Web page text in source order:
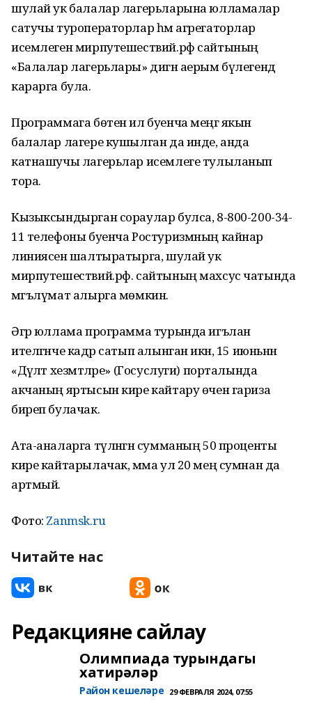
шулай ук балалар лагерьларына юлламалар
сатучы туроператорлар һәм агрегаторлар
исемлеген мирпутешествий.рф сайтының
«Балалар лагерьлары» дигән аерым бүлегендә
карарга була.
Программага бөтен ил буенча меңгә якын
балалар лагере кушылган да инде, анда
катнашучы лагерьлар исемлеге тулыланып
тора.
Кызыксындырган сораулар булса, 8-800-200-34-
11 телефоны буенча Ростуризмның кайнар
линиясенә шалтыратырга, шулай ук
мирпутешествий.рф. сайтының махсус чатында
мәгълүмат алырга мөмкин.
Әгәр юллама программа турында игълан
ителгәнче кадәр сатып алынган икән, 15 июньнән
«Дәүләт хезмәтләре» (Госуслуги) порталында
акчаның яртысын кире кайтару өчен гариза
биреп булачак.
Ата-аналарга түләнгән сумманың 50 проценты
кире кайтарылачак, әмма ул 20 мең сумнан да
артмый.
Фото: Zanmsk.ru
Читайте нас
Редакцияне сайлау
Олимпиада турындагы
хатирәләр
Район кешеләре 29 ФЕВРАЛЯ 2024, 07:55